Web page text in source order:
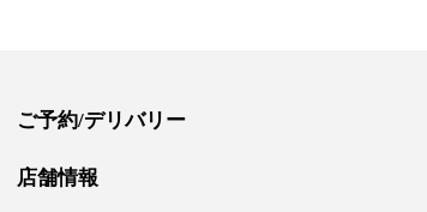
ご予約/デリバリー
店舗情報